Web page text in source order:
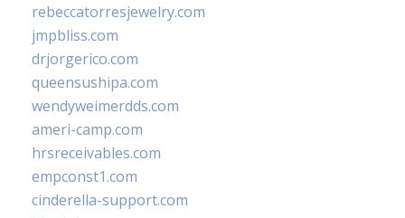
rebeccatorresjewelry.com
jmpbliss.com
drjorgerico.com
queensushipa.com
wendyweimerdds.com
ameri-camp.com
hrsreceivables.com
empconst1.com
cinderella-support.com